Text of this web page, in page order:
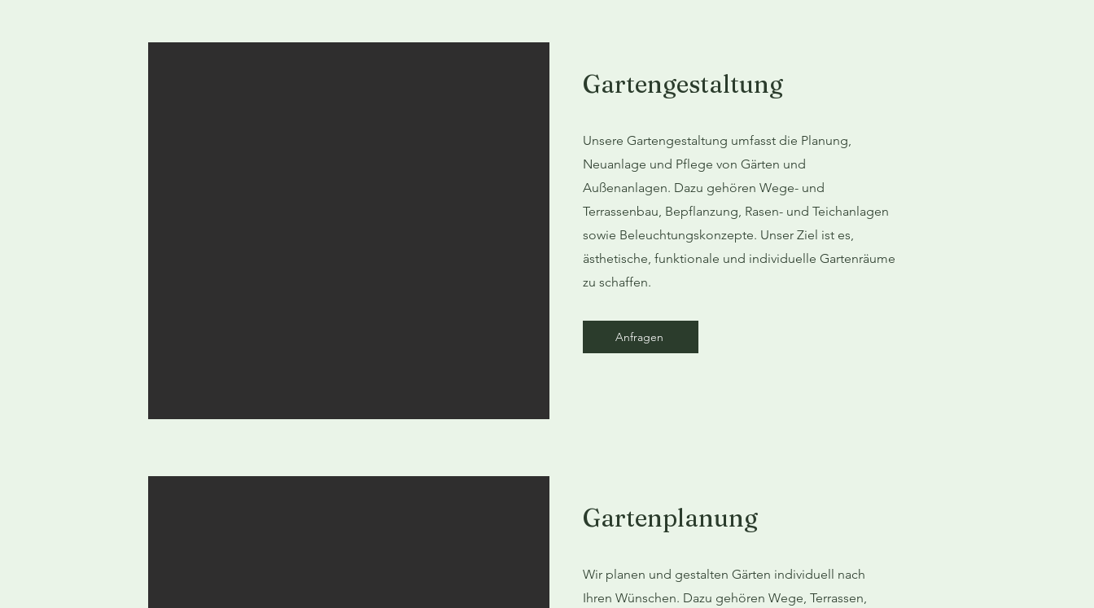
Gartengestaltung
Unsere Gartengestaltung umfasst die Planung,
Neuanlage und Pflege von Gärten und
Außenanlagen. Dazu gehören Wege- und
Terrassenbau, Bepflanzung, Rasen- und Teichanlagen
sowie Beleuchtungskonzepte. Unser Ziel ist es,
ästhetische, funktionale und individuelle Gartenräume
zu schaffen.
Anfragen
Gartenplanung
Wir planen und gestalten Gärten individuell nach
Ihren Wünschen. Dazu gehören Wege, Terrassen,